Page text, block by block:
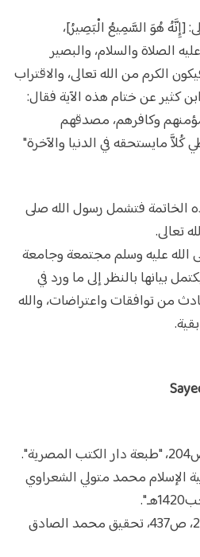
[إِنَّهُ هُوَ السَّمِيعُ الْبَصِيرُ]،
الصلاة والسلام، والبصير
الكرم من الله تعالى، والاقتراب
كثير عن ختام هذه الآية فقال:
وكافرهم، مصدقهم
مايستحقه في الدنيا والآخرة"
الخاتمة فتشمل رسول الله صلى
تعالى.
عليه وسلم مجتمعة وجامعة
بيانها بالنظر إلى ما ورد في
من توافقات واعتراضات، والله
الإسلام محمد متولي الشعراوي
([4]) الكشاف للذمخشري، ج2، ص437، تحقيق محمد الصادق